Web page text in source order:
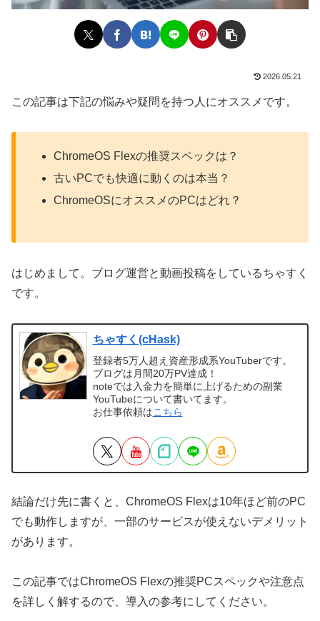
2026.05.21
この記事は下記の悩みや疑問を持つ人にオススメです。
ChromeOS Flexの推奨スペックは？
古いPCでも快適に動くのは本当？
ChromeOSにオススメのPCはどれ？
はじめまして。ブログ運営と動画投稿をしているちゃすく
です。
ちゃすく(cHask)
登録者5万人超え資産形成系YouTuberです。
ブログは月間20万PV達成！
noteでは入金力を簡単に上げるための副業
YouTubeについて書いてます。
お仕事依頼はこちら
結論だけ先に書くと、ChromeOS Flexは10年ほど前のPC
でも動作しますが、一部のサービスが使えないデメリット
があります。
この記事ではChromeOS Flexの推奨PCスペックや注意点
を詳しく解するので、導入の参考にしてください。